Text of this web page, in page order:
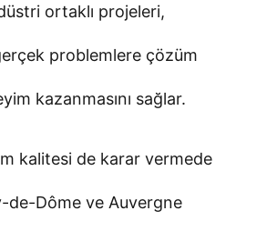
ortaklı projeleri,
problemlere çözüm
kazanmasını sağlar.
kalitesi de karar vermede
de-Dôme ve Auvergne